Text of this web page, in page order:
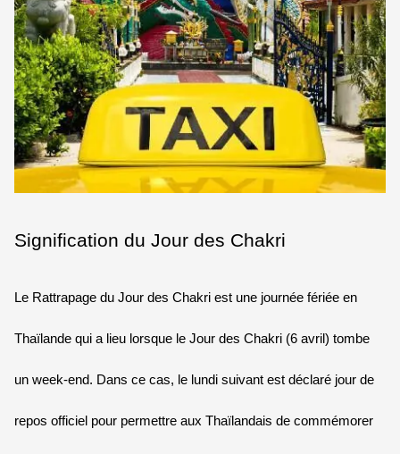
Signification du Jour des Chakri
Le Rattrapage du Jour des Chakri est une journée fériée en
Thaïlande qui a lieu lorsque le Jour des Chakri (6 avril) tombe
un week-end. Dans ce cas, le lundi suivant est déclaré jour de
repos officiel pour permettre aux Thaïlandais de commémorer